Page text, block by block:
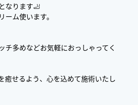
なります🦶
ーム使います。
チ多めなどお気軽におっしゃってく
癒せるよう、心を込めて施術いたし